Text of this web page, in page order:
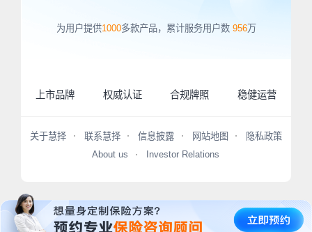
为用户提供1000多款产品，累计服务用户数 956万
上市品牌 权威认证 合规牌照 稳健运营
关于慧择 联系慧择 信息披露 网站地图
隐私政策
About us
Investor Relations